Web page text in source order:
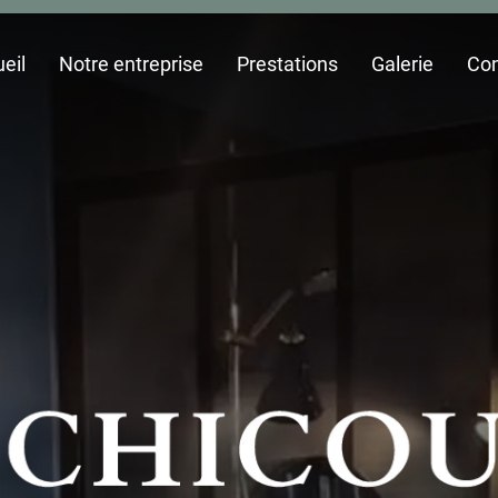
Notre entreprise Prestations Galerie